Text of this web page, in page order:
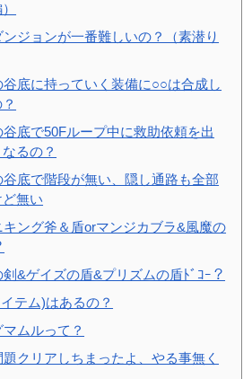
ジョンが一番難しいの？（素潜り
底に持っていく装備に○○は合成し
底で50Fループ中に救助依頼を出
るの？
底で階段が無い、隠し通路も全部
無い
ング斧＆盾orマンジカブラ&風魔の
&ゲイズの盾&プリズムの盾ﾄﾞｺｰ？
テム)はあるの？
ムルって？
クリアしちまったよ、やる事無く